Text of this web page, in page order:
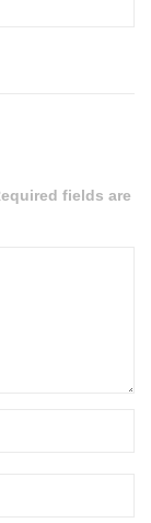
fields are